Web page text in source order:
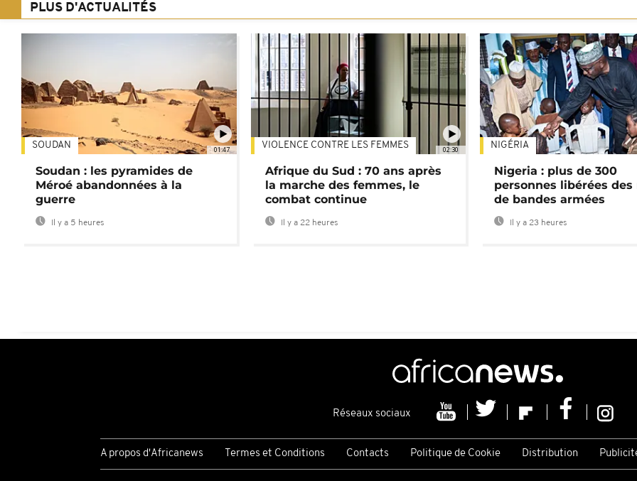
PLUS D'ACTUALITÉS
01:47
SOUDAN
Soudan : les pyramides de
Méroé abandonnées à la
guerre
Il y a 5 heures
02:30
VIOLENCE CONTRE LES FEMMES
Afrique du Sud : 70 ans après
la marche des femmes, le
combat continue
Il y a 22 heures
NIGÉRIA
Nigeria : plus de 300
personnes libérées des
de bandes armées
Il y a 23 heures
Réseaux sociaux
A propos d'Africanews Termes et Conditions Contacts Politique de Cookie Distribution